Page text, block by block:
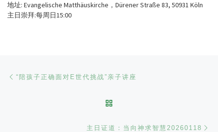
地址: Evangelische Matthäuskirche，Dürener Straße 83, 50931 Köln
主日崇拜:每周日15:00
“陪孩子正确面对E世代挑战”亲子讲座
主日证道：当向神求智慧20260118